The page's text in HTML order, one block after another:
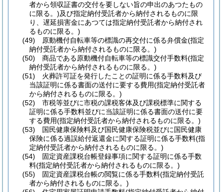
者から領収証書の交付を要しない旨の申出のあつたもの
に限る。)及び指定納付受託者から納付されるものに限
り、遅延損害金にあつては指定納付受託者から納付され
るものに限る。)
(49)
原動機付自転車等の標識の再交付に係る弁償金(指定
納付受託者から納付されるものに限る。)
(50)
商品である原動機付自転車等の標識交付手数料(指定
納付受託者から納付されるものに限る。)
(51)
火葬許可証を発行したことの証明に係る手数料及び
当該証明に係る書面の送付に要する費用(指定納付受託者
から納付されるものに限る。)
(52)
市税等並びに市税の課税客体及び課税標準に関する
証明に係る手数料並びに当該証明に係る書面の送付に要
する費用(指定納付受託者から納付されるものに限る。)
(53)
国民健康保険料及び国民健康保険税並びに国民健康
保険に係る過誤給付返還金に関する証明に係る手数料(指
定納付受託者から納付されるものに限る。)
(54)
固定資産課税台帳登録事項に関する証明に係る手数
料(指定納付受託者から納付されるものに限る。)
(55)
固定資産課税台帳の閲覧に係る手数料(指定納付受託
者から納付されるものに限る。)